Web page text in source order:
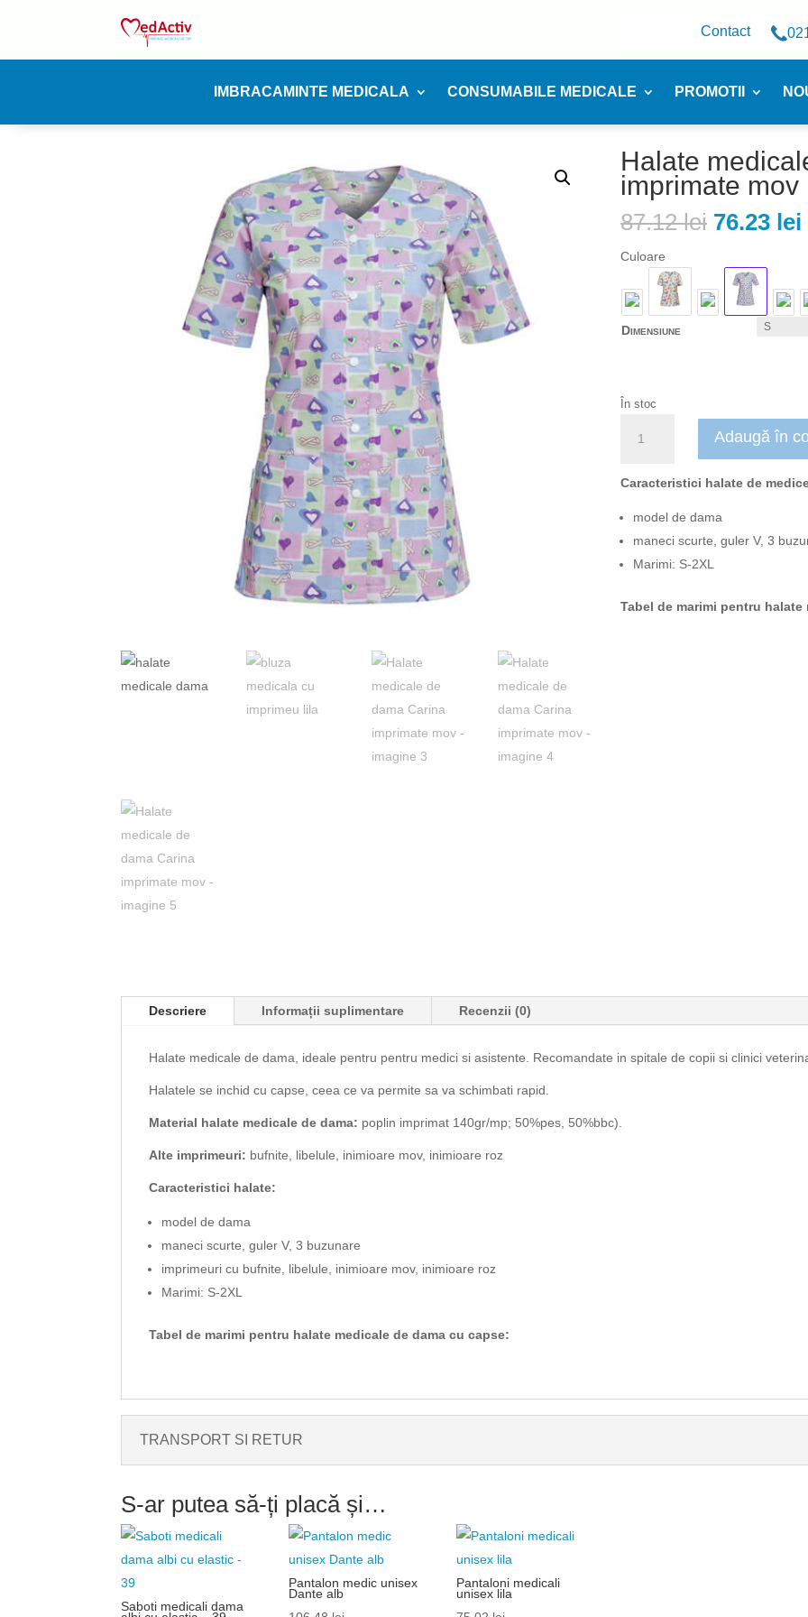
Contact
IMBRACAMINTE MEDICALA CONSUMABILE MEDICALE PROMOTII
Halate
imprimate mov
87.12lei Prețul
a
fost:
87.12 lei.
76.23 lei
Culoare
Dimensiune
În stoc
Halate
de
Carina
imprimate
mov
Adaugă în
Caracteristici halate de
model de dama
maneci scurte, guler V, 3
Marimi: S-2XL
Tabel de marimi pentru
Descriere Informații suplimentare Recenzii (0)
Halate medicale de dama, ideale pentru pentru medici si asistente. Recomandate in spitale de copii si clinici
Halatele se inchid cu capse, ceea ce va permite sa va schimbati rapid.
Material halate medicale de dama: poplin imprimat 140gr/mp; 50%pes, 50%bbc).
Alte imprimeuri: bufnite, libelule, inimioare mov, inimioare roz
Caracteristici halate:
model de dama
maneci scurte, guler V, 3 buzunare
imprimeuri cu bufnite, libelule, inimioare mov, inimioare roz
Marimi: S-2XL
Tabel de marimi pentru halate medicale de dama cu capse:
TRANSPORT SI RETUR
S-ar putea să-ți placă și…
Saboti medicali dama
Pantalon medic unisex
Dante alb
Pantaloni medicali
unisex lila